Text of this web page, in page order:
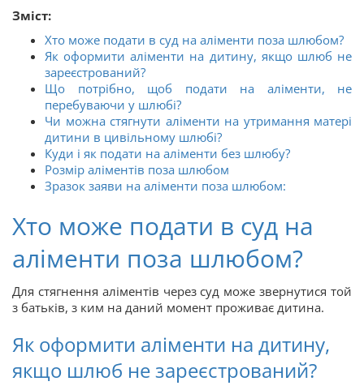
Зміст:
Хто може подати в суд на аліменти поза шлюбом?
Як оформити аліменти на дитину, якщо шлюб не
зареєстрований?
Що потрібно, щоб подати на аліменти, не
перебуваючи у шлюбі?
Чи можна стягнути аліменти на утримання матері
дитини в цивільному шлюбі?
Куди і як подати на аліменти без шлюбу?
Розмір аліментів поза шлюбом
Зразок заяви на аліменти поза шлюбом:
Хто може подати в суд на
аліменти поза шлюбом?
Для стягнення аліментів через суд може звернутися той
з батьків, з ким на даний момент проживає дитина.
Як оформити аліменти на дитину,
якщо шлюб не зареєстрований?